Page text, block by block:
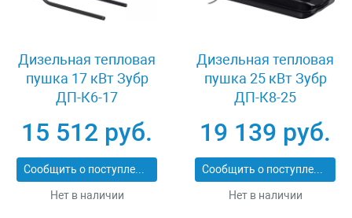
Дизельная тепловая
пушка 17 кВт Зубр
ДП-К6-17
15 512 руб.
Сообщить о поступлении
Нет в наличии
Дизельная тепловая
пушка 25 кВт Зубр
ДП-К8-25
19 139 руб.
Сообщить о поступлении
Нет в наличии